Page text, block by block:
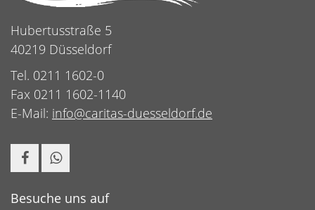
Hubertusstraße 5
40219 Düsseldorf
Tel. 0211 1602-0
Fax 0211 1602-1140
E-Mail: info@caritas-duesseldorf.de
Besuche uns auf